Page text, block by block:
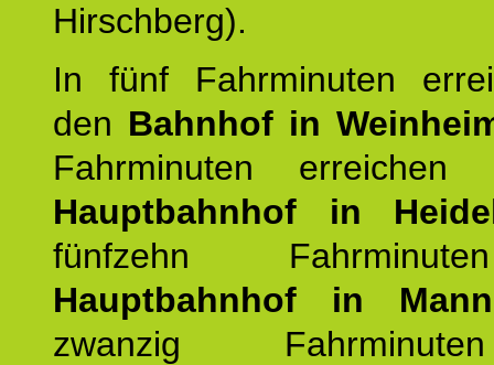
Hirschberg).
In fünf Fahrminuten
den Bahnhof in
Fahrminuten
Hauptbahnhof in
fünfzehn
Hauptbahnhof in
zwanzig